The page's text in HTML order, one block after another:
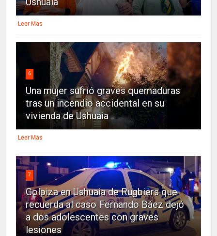
Leer Mas
6
Una mujer sufrió graves quemaduras
tras un incendio accidental en su
vivienda de Ushuaia
Leer Mas
7
Golpiza en Ushuaia de Rugbiers que
recuerda al caso Fernando Báez dejó
a dos adolescentes con graves
lesiones